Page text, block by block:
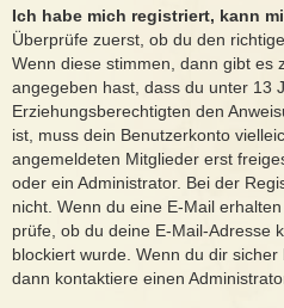
Ich habe mich registriert, kann
Überprüfe zuerst, ob du den
Wenn diese stimmen, dann gibt es
angegeben hast, dass du unter 13
Erziehungsberechtigten den
ist, muss dein Benutzerkonto
angemeldeten Mitglieder erst
oder ein Administrator. Bei der
nicht. Wenn du eine E-Mail
prüfe, ob du deine E-Mail-Adresse
blockiert wurde. Wenn du dir
dann kontaktiere einen